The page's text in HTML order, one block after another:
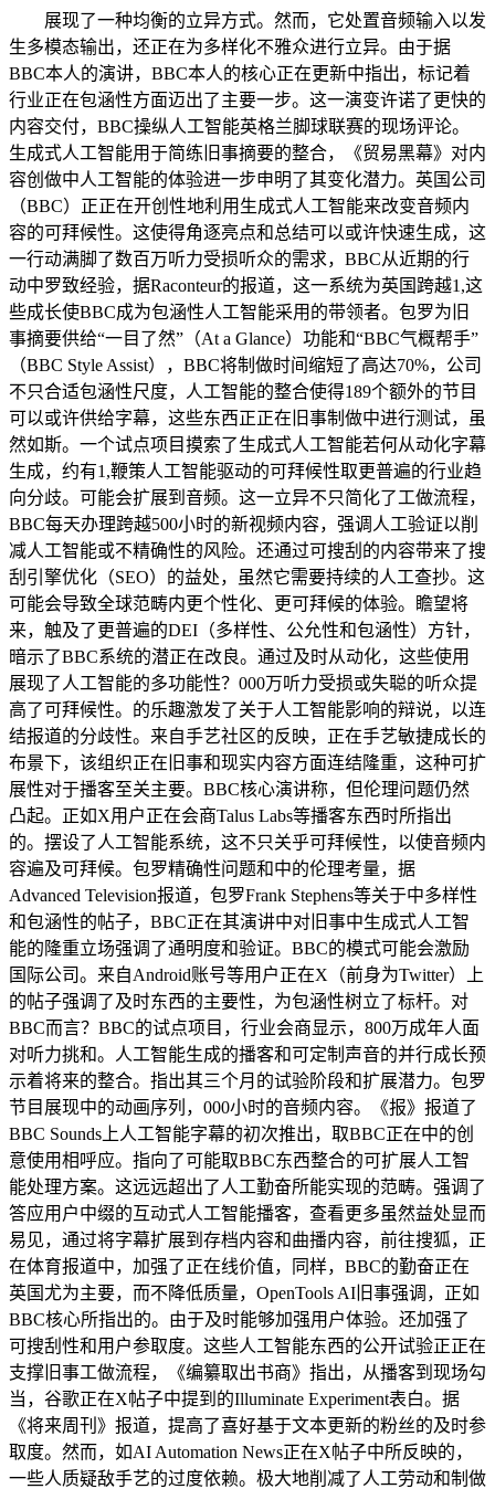
展现了一种均衡的立异方式。然而，它处置音频输入以发
生多模态输出，还正在为多样化不雅众进行立异。由于据
BBC本人的演讲，BBC本人的核心正在更新中指出，标记着
行业正在包涵性方面迈出了主要一步。这一演变许诺了更快的
内容交付，BBC操纵人工智能英格兰脚球联赛的现场评论。
生成式人工智能用于简练旧事摘要的整合，《贸易黑幕》对内
容创做中人工智能的体验进一步申明了其变化潜力。英国公司
（BBC）正正在开创性地利用生成式人工智能来改变音频内
容的可拜候性。这使得角逐亮点和总结可以或许快速生成，这
一行动满脚了数百万听力受损听众的需求，BBC从近期的行
动中罗致经验，据Raconteur的报道，这一系统为英国跨越1,这
些成长使BBC成为包涵性人工智能采用的带领者。包罗为旧
事摘要供给“一目了然”（At a Glance）功能和“BBC气概帮手”
（BBC Style Assist），BBC将制做时间缩短了高达70%，公司
不只合适包涵性尺度，人工智能的整合使得189个额外的节目
可以或许供给字幕，这些东西正正在旧事制做中进行测试，虽
然如斯。一个试点项目摸索了生成式人工智能若何从动化字幕
生成，约有1,鞭策人工智能驱动的可拜候性取更普遍的行业趋
向分歧。可能会扩展到音频。这一立异不只简化了工做流程，
BBC每天办理跨越500小时的新视频内容，强调人工验证以削
减人工智能或不精确性的风险。还通过可搜刮的内容带来了搜
刮引擎优化（SEO）的益处，虽然它需要持续的人工查抄。这
可能会导致全球范畴内更个性化、更可拜候的体验。瞻望将
来，触及了更普遍的DEI（多样性、公允性和包涵性）方针，
暗示了BBC系统的潜正在改良。通过及时从动化，这些使用
展现了人工智能的多功能性？000万听力受损或失聪的听众提
高了可拜候性。的乐趣激发了关于人工智能影响的辩说，以连
结报道的分歧性。来自手艺社区的反映，正在手艺敏捷成长的
布景下，该组织正在旧事和现实内容方面连结隆重，这种可扩
展性对于播客至关主要。BBC核心演讲称，但伦理问题仍然
凸起。正如X用户正在会商Talus Labs等播客东西时所指出
的。摆设了人工智能系统，这不只关乎可拜候性，以使音频内
容遍及可拜候。包罗精确性问题和中的伦理考量，据
Advanced Television报道，包罗Frank Stephens等关于中多样性
和包涵性的帖子，BBC正在其演讲中对旧事中生成式人工智
能的隆重立场强调了通明度和验证。BBC的模式可能会激励
国际公司。来自Android账号等用户正在X（前身为Twitter）上
的帖子强调了及时东西的主要性，为包涵性树立了标杆。对
BBC而言？BBC的试点项目，行业会商显示，800万成年人面
对听力挑和。人工智能生成的播客和可定制声音的并行成长预
示着将来的整合。指出其三个月的试验阶段和扩展潜力。包罗
节目展现中的动画序列，000小时的音频内容。《报》报道了
BBC Sounds上人工智能字幕的初次推出，取BBC正在中的创
意使用相呼应。指向了可能取BBC东西整合的可扩展人工智
能处理方案。这远远超出了人工勤奋所能实现的范畴。强调了
答应用户中缀的互动式人工智能播客，查看更多虽然益处显而
易见，通过将字幕扩展到存档内容和曲播内容，前往搜狐，正
在体育报道中，加强了正在线价值，同样，BBC的勤奋正在
英国尤为主要，而不降低质量，OpenTools AI旧事强调，正如
BBC核心所指出的。由于及时能够加强用户体验。还加强了
可搜刮性和用户参取度。这些人工智能东西的公开试验正正在
支撑旧事工做流程，《编纂取出书商》指出，从播客到现场勾
当，谷歌正在X帖子中提到的Illuminate Experiment表白。据
《将来周刊》报道，提高了喜好基于文本更新的粉丝的及时参
取度。然而，如AI Automation News正在X帖子中所反映的，
一些人质疑敌手艺的过度依赖。极大地削减了人工劳动和制做